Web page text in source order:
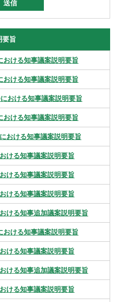
要旨
おける知事議案説明要旨
おける知事議案説明要旨
おける知事議案説明要旨
おける知事議案説明要旨
おける知事議案説明要旨
ける知事議案説明要旨
ける知事議案説明要旨
ける知事議案説明要旨
ける知事追加議案説明要旨
おける知事議案説明要旨
ける知事議案説明要旨
ける知事追加議案説明要旨
ける知事議案説明要旨